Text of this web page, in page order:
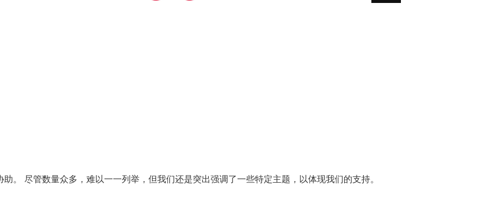
。 尽管数量众多，难以一一列举，但我们还是突出强调了一些特定主题，以体现我们的支持。